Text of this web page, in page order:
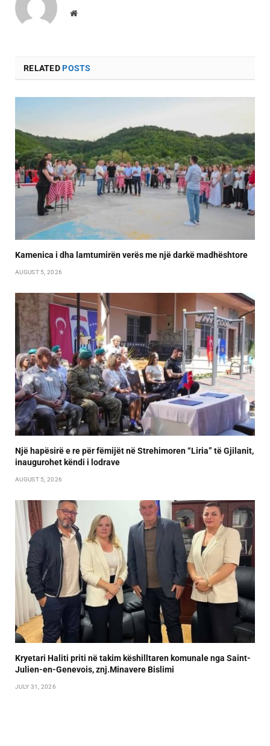
Website
RELATEDPOSTS
Kamenica i dha lamtumirën verës me një darkë madhështore
AUGUST 5, 2026
Një hapësirë e re për fëmijët në Strehimoren “Liria” të Gjilanit,
inaugurohet këndi i lodrave
AUGUST 5, 2026
Kryetari Haliti priti në takim këshilltaren komunale nga Saint-
Julien-en-Genevois, znj.Minavere Bislimi
JULY 31, 2026